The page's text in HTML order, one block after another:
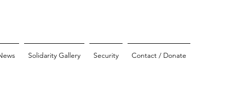
Solidarity Gallery Security Contact / Donate